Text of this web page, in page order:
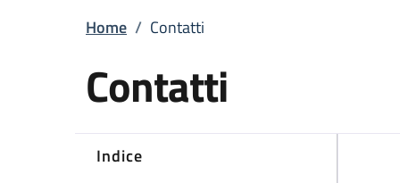
Briciole di pane
Home / Contatti
Contatti
Indice